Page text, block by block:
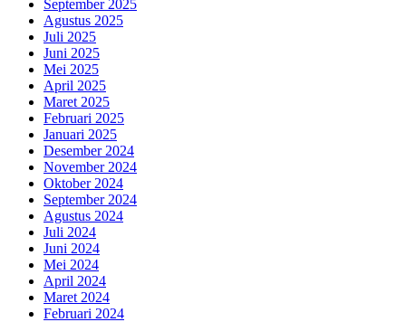
September 2025
Agustus 2025
Juli 2025
Juni 2025
Mei 2025
April 2025
Maret 2025
Februari 2025
Januari 2025
Desember 2024
November 2024
Oktober 2024
September 2024
Agustus 2024
Juli 2024
Juni 2024
Mei 2024
April 2024
Maret 2024
Februari 2024